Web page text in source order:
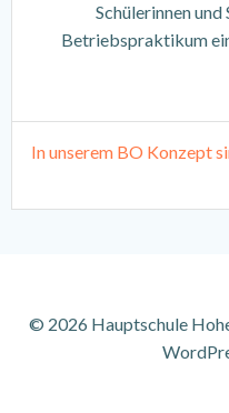
Schülerinnen
Betriebspraktikum
In unserem BO Konzept
© 2026 Hauptschule